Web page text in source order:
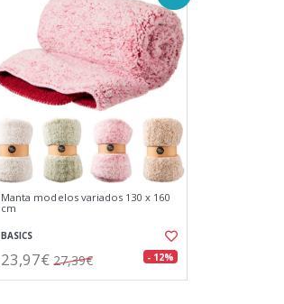
Manta modelos variados 130 x 160
cm
BASICS
23,97€ 27,39€ - 12%